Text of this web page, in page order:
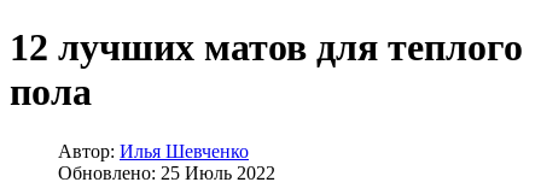
12 лучших матов для теплого
пола
Автор: Илья Шевченко
Обновлено: 25 Июль 2022